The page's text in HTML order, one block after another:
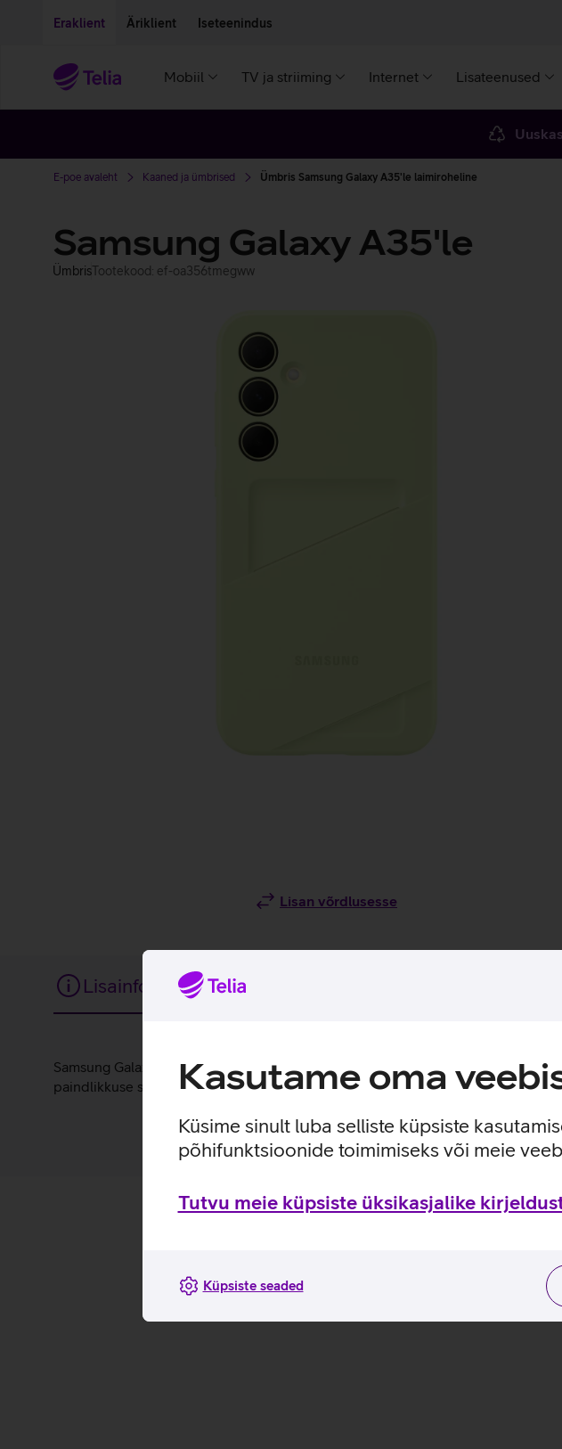
Kasutame oma
Küsime sinult luba selliste küpsiste
põhifunktsioonide toimimiseks või meie
Tutvu meie küpsiste üksikasjalike
Küpsiste seaded
Eraklient Äriklient Iseteenindus
Mobiil TV ja striiming Internet Lisateenused
E-poe avaleht Kaaned ja ümbrised Ümbris Samsung Galaxy A35'le laimiroheline
Samsung Galaxy A35'le
ÜmbrisTootekood: ef-oa356tmegww
Lisan võrdlusesse
Lisainfo Tehnilised andmed
Lisainfo
Samsung Galaxy A35 kaarditaskuga ümbris on valmistatud TPU materjalist, et
paindlikkuse selle hõlpsaks eemaldamiseks.